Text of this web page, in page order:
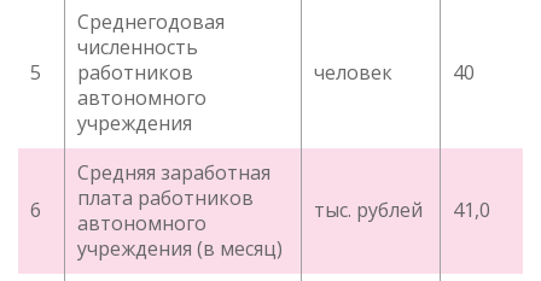
5
Среднегодовая
численность
работников
автономного
учреждения
человек 40
6
Средняя заработная
плата работников
автономного
учреждения (в месяц)
тыс. рублей 41,0